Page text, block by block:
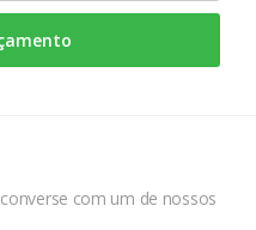
com um de nossos